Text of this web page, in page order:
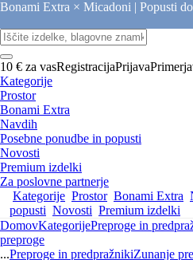
Bonami Extra × Micadoni | Popusti
10 € za vasRegistracijaPrijava
Kategorije
Prostor
Bonami Extra
Navdih
Posebne ponudbe in popusti
Novosti
Premium izdelki
Za poslovne partnerje
Kategorije Prostor Bonami Extra
popusti Novosti Premium izdelki
DomovKategorijePreproge in
preproge
...Preproge in predpražnikiZunanje